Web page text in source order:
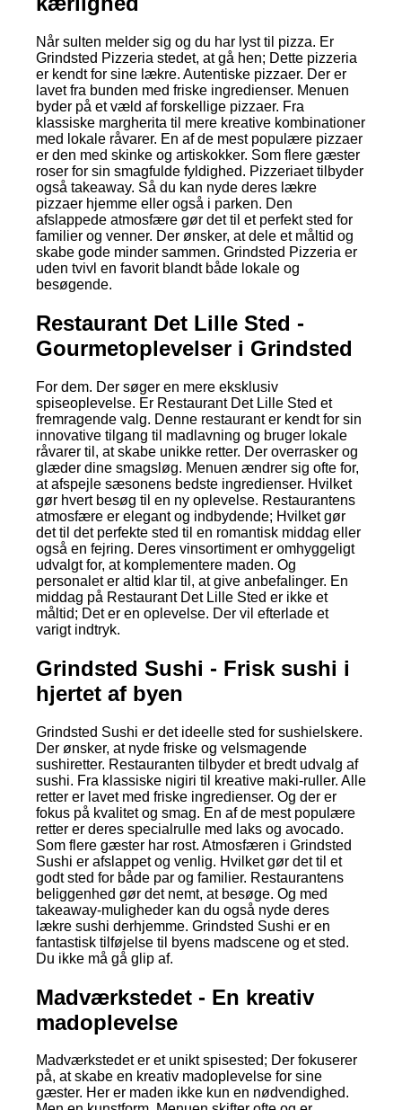
Når sulten melder sig og du har lyst til pizza. Er
Grindsted Pizzeria stedet, at gå hen; Dette pizzeria
er kendt for sine lækre. Autentiske pizzaer. Der er
lavet fra bunden med friske ingredienser. Menuen
byder på et væld af forskellige pizzaer. Fra
klassiske margherita til mere kreative kombinationer
med lokale råvarer. En af de mest populære pizzaer
er den med skinke og artiskokker. Som flere gæster
roser for sin smagfulde fyldighed. Pizzeriaet tilbyder
også takeaway. Så du kan nyde deres lækre
pizzaer hjemme eller også i parken. Den
afslappede atmosfære gør det til et perfekt sted for
familier og venner. Der ønsker, at dele et måltid og
skabe gode minder sammen. Grindsted Pizzeria er
uden tvivl en favorit blandt både lokale og
besøgende.
Restaurant Det Lille Sted -
Gourmetoplevelser i Grindsted
For dem. Der søger en mere eksklusiv
spiseoplevelse. Er Restaurant Det Lille Sted et
fremragende valg. Denne restaurant er kendt for sin
innovative tilgang til madlavning og bruger lokale
råvarer til, at skabe unikke retter. Der overrasker og
glæder dine smagsløg. Menuen ændrer sig ofte for,
at afspejle sæsonens bedste ingredienser. Hvilket
gør hvert besøg til en ny oplevelse. Restaurantens
atmosfære er elegant og indbydende; Hvilket gør
det til det perfekte sted til en romantisk middag eller
også en fejring. Deres vinsortiment er omhyggeligt
udvalgt for, at komplementere maden. Og
personalet er altid klar til, at give anbefalinger. En
middag på Restaurant Det Lille Sted er ikke et
måltid; Det er en oplevelse. Der vil efterlade et
varigt indtryk.
Grindsted Sushi - Frisk sushi i
hjertet af byen
Grindsted Sushi er det ideelle sted for sushielskere.
Der ønsker, at nyde friske og velsmagende
sushiretter. Restauranten tilbyder et bredt udvalg af
sushi. Fra klassiske nigiri til kreative maki-ruller. Alle
retter er lavet med friske ingredienser. Og der er
fokus på kvalitet og smag. En af de mest populære
retter er deres specialrulle med laks og avocado.
Som flere gæster har rost. Atmosfæren i Grindsted
Sushi er afslappet og venlig. Hvilket gør det til et
godt sted for både par og familier. Restaurantens
beliggenhed gør det nemt, at besøge. Og med
takeaway-muligheder kan du også nyde deres
lækre sushi derhjemme. Grindsted Sushi er en
fantastisk tilføjelse til byens madscene og et sted.
Du ikke må gå glip af.
Madværkstedet - En kreativ
madoplevelse
Madværkstedet er et unikt spisested; Der fokuserer
på, at skabe en kreativ madoplevelse for sine
gæster. Her er maden ikke kun en nødvendighed.